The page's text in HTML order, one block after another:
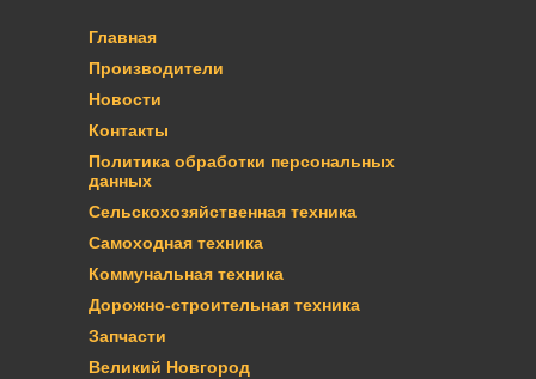
Главная
Производители
Новости
Контакты
Политика обработки персональных
данных
Сельскохозяйственная техника
Самоходная техника
Коммунальная техника
Дорожно-строительная техника
Запчасти
Великий Новгород